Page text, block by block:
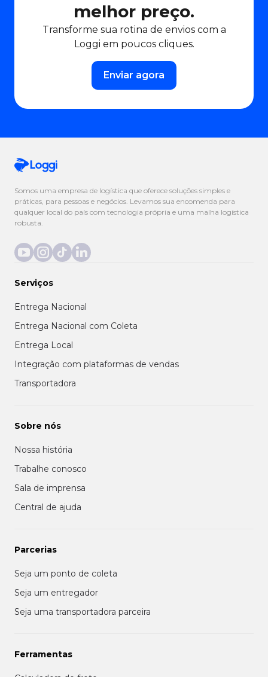
melhor preço.
Transforme sua rotina de envios com a
Loggi em poucos cliques.
Enviar agora
Somos uma empresa de logística que oferece soluções simples e
práticas, para pessoas e negócios. Levamos sua encomenda para
qualquer local do país com tecnologia própria e uma malha logística
robusta.
Serviços
Entrega Nacional
Entrega Nacional com Coleta
Entrega Local
Integração com plataformas de vendas
Transportadora
Sobre nós
Nossa história
Trabalhe conosco
Sala de imprensa
Central de ajuda
Parcerias
Seja um ponto de coleta
Seja um entregador
Seja uma transportadora parceira
Ferramentas